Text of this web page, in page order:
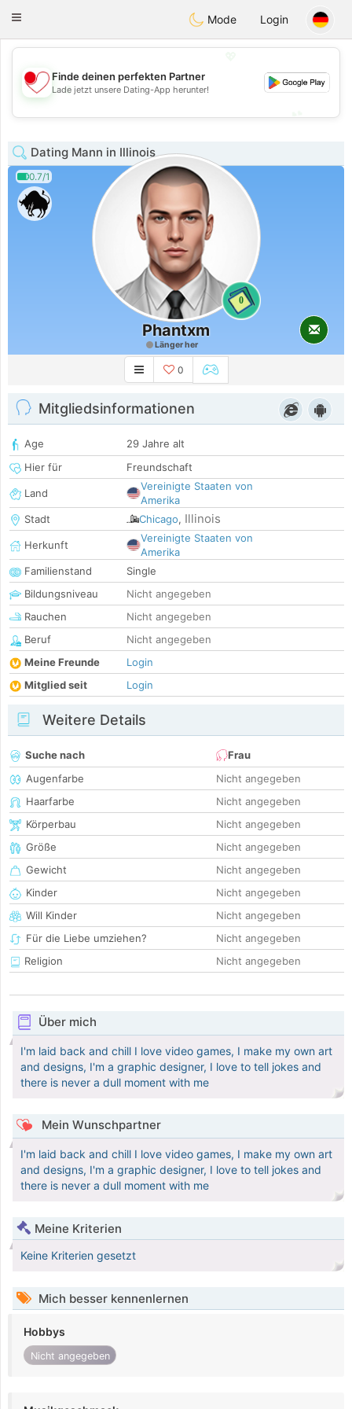
Chat
Toggle
Mode Login
💖
💕
Finde deinen perfekten Partner
Lade jetzt unsere Dating-App herunter!
Dating Mann in Illinois
0.7/1
0
Phantxm
Länger her
0
Mitgliedsinformationen
Age
29 Jahre alt
Hier für
Freundschaft
Land
Vereinigte Staaten von
Amerika
Stadt
Chicago, Illinois
Herkunft
Vereinigte Staaten von
Amerika
Familienstand
Single
Bildungsniveau
Nicht angegeben
Rauchen
Nicht angegeben
Beruf
Nicht angegeben
Meine Freunde
Login
Mitglied seit
Login
Weitere Details
Suche nach
Frau
Augenfarbe
Nicht angegeben
Haarfarbe
Nicht angegeben
Körperbau
Nicht angegeben
Größe
Nicht angegeben
Gewicht
Nicht angegeben
Kinder
Nicht angegeben
Will Kinder
Nicht angegeben
Für die Liebe umziehen?
Nicht angegeben
Religion
Nicht angegeben
Über mich
I'm laid back and chill I love video games, I make my own art
and designs, I'm a graphic designer, I love to tell jokes and
there is never a dull moment with me
Mein Wunschpartner
I'm laid back and chill I love video games, I make my own art
and designs, I'm a graphic designer, I love to tell jokes and
there is never a dull moment with me
Meine Kriterien
Keine Kriterien gesetzt
Mich besser kennenlernen
Hobbys
Nicht angegeben